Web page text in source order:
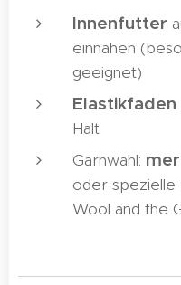
Innenfutter
einnähen
geeignet)
Elastikfaden
Halt
Garnwahl:
oder spezielle
Wool and the